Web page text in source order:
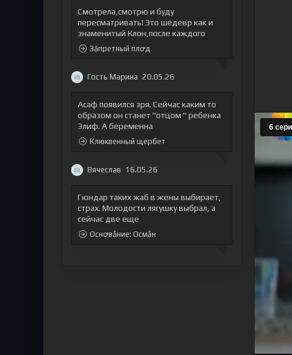
Смотрела,смотрю и буду
пересматривать! Это шедевр как и
знаменитый Клон,после каждого
Зặпретный плꝍд
Гость Марина 20.05.26
Асаф появился зря. Сейчас каким то
образом он станет "отцом " ребенка
Элиф. А беременна
Клюквенный щербет
Вячеслав 16.05.26
Гюндар таких жаб в жены выбирает,
страх. Молодости лягушку выбрал, а
сейчас две еще
Оснꝍвẫние: Осмẫн